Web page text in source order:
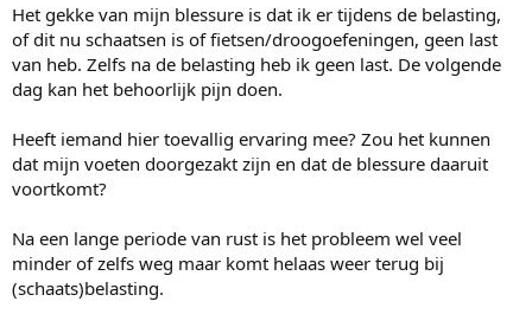
Het gekke van mijn blessure is dat ik er tijdens de belasting,
of dit nu schaatsen is of fietsen/droogoefeningen, geen last
van heb. Zelfs na de belasting heb ik geen last. De volgende
dag kan het behoorlijk pijn doen.
Heeft iemand hier toevallig ervaring mee? Zou het kunnen
dat mijn voeten doorgezakt zijn en dat de blessure daaruit
voortkomt?
Na een lange periode van rust is het probleem wel veel
minder of zelfs weg maar komt helaas weer terug bij
(schaats)belasting.